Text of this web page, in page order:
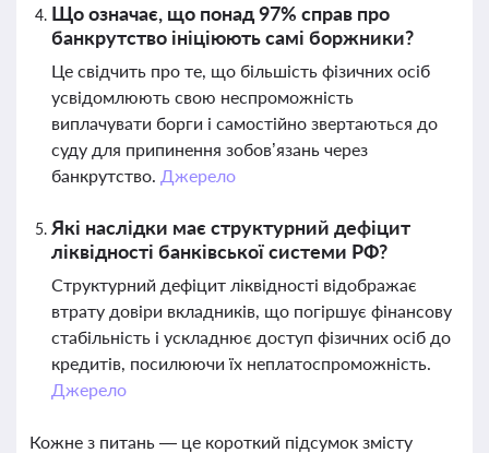
Що означає, що понад 97% справ про
банкрутство ініціюють самі боржники?
Це свідчить про те, що більшість фізичних осіб
усвідомлюють свою неспроможність
виплачувати борги і самостійно звертаються до
суду для припинення зобов’язань через
банкрутство. Джерело
Які наслідки має структурний дефіцит
ліквідності банківської системи РФ?
Структурний дефіцит ліквідності відображає
втрату довіри вкладників, що погіршує фінансову
стабільність і ускладнює доступ фізичних осіб до
кредитів, посилюючи їх неплатоспроможність.
Джерело
Кожне з питань — це короткий підсумок змісту